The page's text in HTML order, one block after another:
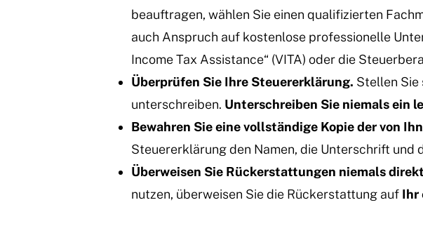
beauftragen, wählen Sie einen qualifizierten
auch Anspruch auf kostenlose professionelle
Income Tax Assistance“ (VITA) oder die
Überprüfen Sie Ihre Steuererklärung. Stellen Sie
unterschreiben. Unterschreiben Sie niemals ein
Bewahren Sie eine vollständige Kopie der von
Steuererklärung den Namen, die Unterschrift
Überweisen Sie Rückerstattungen niemals
nutzen, überweisen Sie die Rückerstattung auf Ihr